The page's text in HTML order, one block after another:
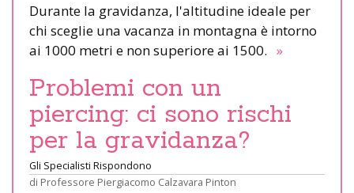
Durante la gravidanza, l'altitudine ideale per
chi sceglie una vacanza in montagna è intorno
ai 1000 metri e non superiore ai 1500. »
Problemi con un
piercing: ci sono rischi
per la gravidanza?
Gli Specialisti Rispondono
di Professore Piergiacomo Calzavara Pinton